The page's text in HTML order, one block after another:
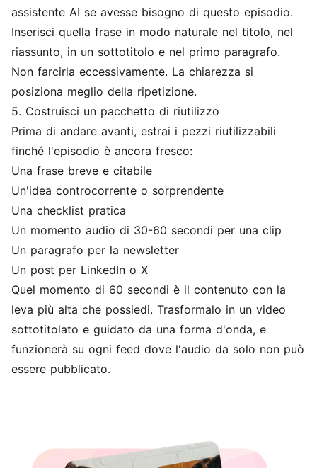
assistente AI se avesse bisogno di questo episodio.
Inserisci quella frase in modo naturale nel titolo, nel
riassunto, in un sottotitolo e nel primo paragrafo.
Non farcirla eccessivamente. La chiarezza si
posiziona meglio della ripetizione.
5. Costruisci un pacchetto di riutilizzo
Prima di andare avanti, estrai i pezzi riutilizzabili
finché l'episodio è ancora fresco:
Una frase breve e citabile
Un'idea controcorrente o sorprendente
Una checklist pratica
Un momento audio di 30-60 secondi per una clip
Un paragrafo per la newsletter
Un post per LinkedIn o X
Quel momento di 60 secondi è il contenuto con la
leva più alta che possiedi. Trasformalo in un video
sottotitolato e guidato da una forma d'onda, e
funzionerà su ogni feed dove l'audio da solo non può
essere pubblicato.